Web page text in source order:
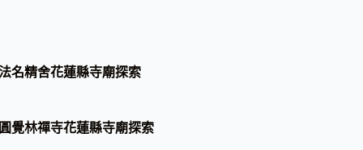
名精舍花蓮縣寺廟探索
圓覺林禪寺花蓮縣寺廟探索